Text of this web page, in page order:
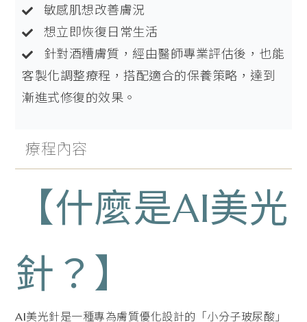
敏感肌想改善膚況
想立即恢復日常生活
針對酒糟膚質，經由醫師專業評估後，也能
客製化調整療程，搭配適合的保養策略，達到
漸進式修復的效果。
療程內容
【什麼是AI美光
針？】
AI美光針是一種專為膚質優化設計的「小分子玻尿酸」